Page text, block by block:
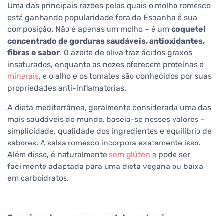
Uma das principais razões pelas quais o molho romesco
está ganhando popularidade fora da Espanha é sua
composição. Não é apenas um molho – é um coquetel
concentrado de gorduras saudáveis, antioxidantes,
fibras e sabor. O azeite de oliva traz ácidos graxos
insaturados, enquanto as nozes oferecem proteínas e
minerais, e o alho e os tomates são conhecidos por suas
propriedades anti-inflamatórias.
A dieta mediterrânea, geralmente considerada uma das
mais saudáveis do mundo, baseia-se nesses valores –
simplicidade, qualidade dos ingredientes e equilíbrio de
sabores. A salsa romesco incorpora exatamente isso.
Além disso, é naturalmente sem glúten e pode ser
facilmente adaptada para uma dieta vegana ou baixa
em carboidratos.